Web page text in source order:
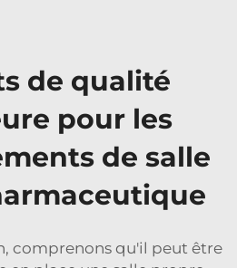
de qualité
pour les
de salle
comprenons qu'il peut être